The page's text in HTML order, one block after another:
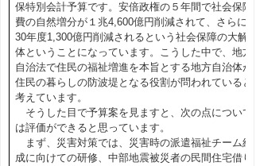
保特別会計予算です。安倍政権の５年間で社会保障
費の自然増分が１兆4,600億円削減されて、さらに
30年度1,300億円削減されるという社会保障の大解
体ということになっています。こうした中で、地方
自治法で住民の福祉増進を本旨とする地方自治体が
住民の暮らしの防波堤となる役割が問われていると
考えています。
そうした目で予算案を見ますと、次の点について
は評価ができると思っています。
まず、災害対策では、災害時の派遣福祉チーム結
成に向けての研修、中部地震被災者の民間住宅借り